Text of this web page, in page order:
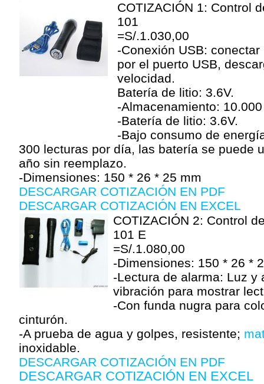
COTIZACIÓN 1: Control
101
=S/.1.030,00
-Conexión USB:
por el puerto USB,
velocidad.
Batería de litio: 3.6V.
-Almacenamiento:
-Batería de litio: 3.6V.
-Bajo consumo de
300 lecturas por día, las batería se puede
año sin reemplazo.
-Dimensiones: 150 * 26 * 25 mm
DESCARGAR COTIZACIÓN EN PDF
DESCARGAR COTIZACIÓN EN EXCEL
COTIZACIÓN 2: Control
101 E
=S/.1.080,00
-Dimensiones: 150 * 26 *
-Lectura de alarma: Luz y
vibración para mostrar
-Con funda nugra para
cinturón.
-A prueba de agua y golpes, resistente;
inoxidable.
DESCARGAR COTIZACIÓN EN PDF
DESCARGAR COTIZACIÓN EN EXCEL